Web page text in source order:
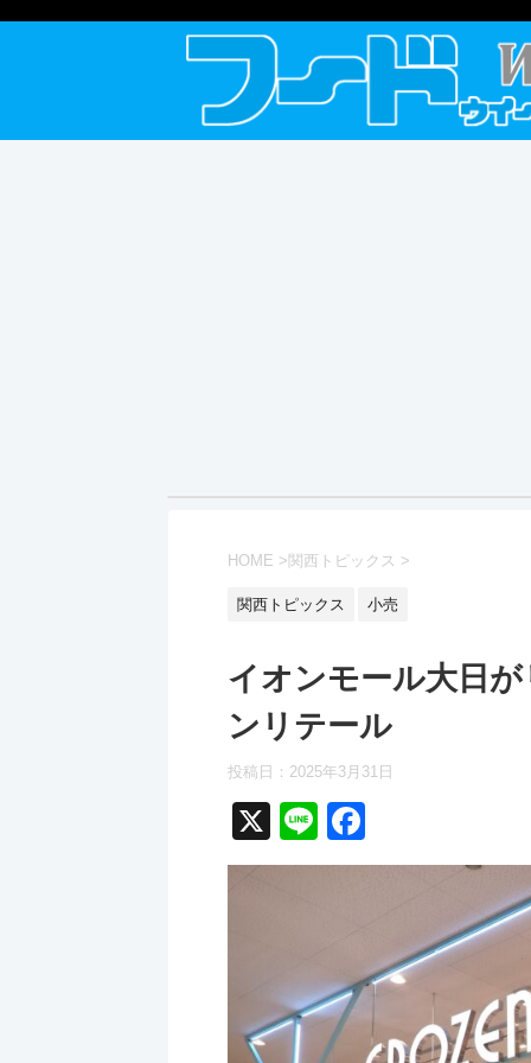
HOME > 関西トピックス >
関西トピックス 小売
イオンモール大日
ンリテール
投稿日： 2025年3月31日
X
Li
n
a
b
o
o